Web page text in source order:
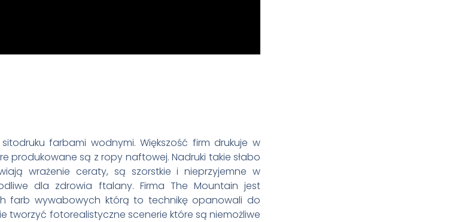
farbami wodnymi. Większość firm drukuje w
produkowane są z ropy naftowej. Nadruki takie słabo
wrażenie ceraty, są szorstkie i nieprzyjemne w
dla zdrowia ftalany. Firma The Mountain jest
farb wywabowych którą to technikę opanowali do
tworzyć fotorealistyczne scenerie które są niemożliwe